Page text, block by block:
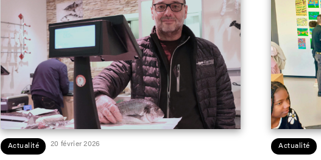
Actualité 20 février 2026 Actualité